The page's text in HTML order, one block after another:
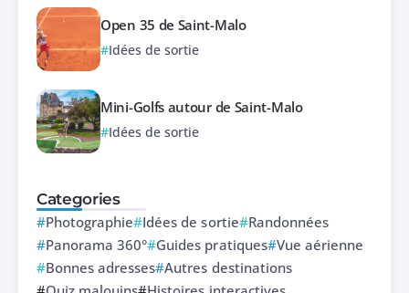
Open 35 de Saint-Malo
Idées de sortie
Mini-Golfs autour de Saint-Malo
Idées de sortie
Categories
Photographie Idées de sortie Randonnées
Panorama 360° Guides pratiques Vue aérienne
Bonnes adresses Autres destinations